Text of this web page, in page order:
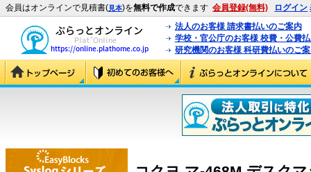
会員はオンラインで見積書(見本)を無料で作成できます 会員登録(無料) ログイン
法人のお客様 請求書払いのご案内
学校・官公庁のお客様 校費・公費
研究機関のお客様 科研費払いのご